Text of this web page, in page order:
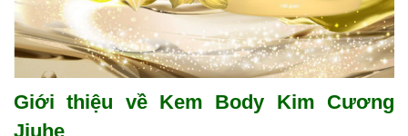
Giới thiệu về Kem Body Kim Cương
Jiuhe